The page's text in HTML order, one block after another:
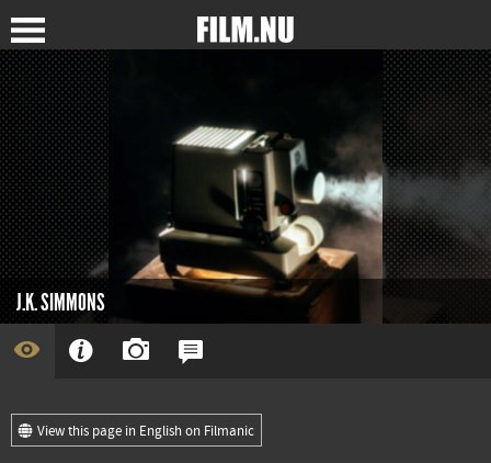
J.K. SIMMONS
View this page in English on Filmanic